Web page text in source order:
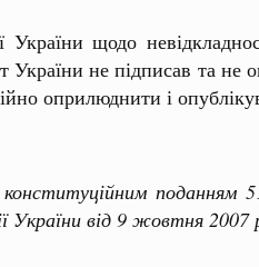
України щодо
не підписав та не
оприлюднити і
поданням
від 9 жовтня 2007